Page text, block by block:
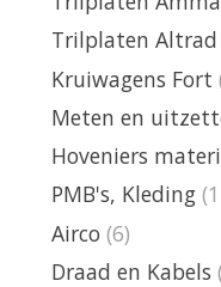
Trilplaten Altrad
Kruiwagens Fort
Meten en
Hoveniers
PMB's, Kleding
Airco (6)
Draad en Kabels